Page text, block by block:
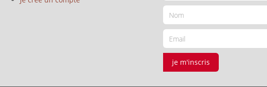
je m'inscris